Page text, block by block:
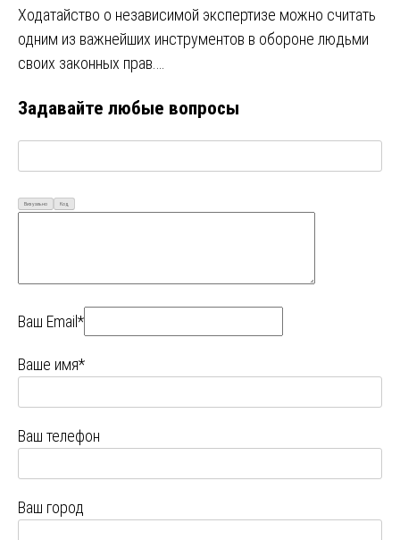
Ходатайство о независимой экспертизе можно считать
одним из важнейших инструментов в обороне людьми
своих законных прав.…
Задавайте любые вопросы
Визуально Код
Ваш Email*
Ваше имя*
Ваш телефон
Ваш город